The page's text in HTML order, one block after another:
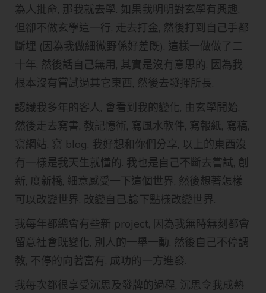
為人批命, 那我就去學. 如果我明明對玄學有興趣,
但卻不做玄學這一行, 走去打金, 然後打到自己手都
斷埋 (因為我做細微野係好差既), 這樣一做做了二
十年, 然後話自己無用, 其實是沒有意思的, 因為我
根本沒有嘗試過其它東西, 然後去發揮所長.
認識我多年的客人, 會看到我的變化, 由玄學開始,
然後走去寫書, 教記憶術, 寫風水軟件, 寫報紙, 寫稿,
寫網站, 寫 blog, 我好想和你們分享, 以上的東西沒
有一樣是我天生就懂的. 我也是自己不斷去嘗試, 創
新, 度新橋, 細意感受一下這個世界, 然後想著怎樣
可以改變世界, 改變自己.諗下點樣改變世界.
我每年都總會有些新 project, 因為我無時無刻都會
留意社會既變化, 別人的一舉一動, 然後自己不停調
教, 不停的向著富有, 成功的一方進發.
我每次都很享受沉思及發牌的過程, 沉思令我成熟